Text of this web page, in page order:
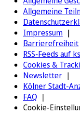
Allgemeine
Impressum
Barrierefreiheit
RSS-Feeds auf
Cookies &
Newsletter
Kölner Stadt-
FAQ
Cookie-